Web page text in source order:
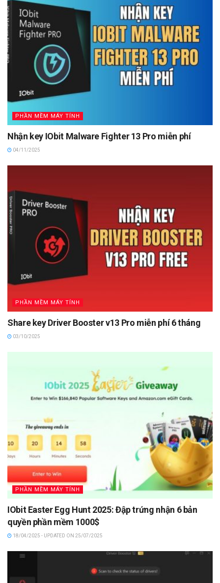
PHẦN MỀM MÁY TÍNH
Nhận key IObit Malware Fighter 13 Pro miễn phí
04/11/2025
PHẦN MỀM MÁY TÍNH
Share key Driver Booster v13 Pro miễn phí 6 tháng
03/10/2025
PHẦN MỀM MÁY TÍNH
IObit Easter Egg Hunt 2025: Đập trứng nhận 6 bản
quyền phần mềm 1000$
18/04/2025 - UPDATED ON 25/07/2025